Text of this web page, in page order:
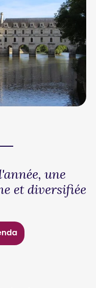
une
et diversifiée